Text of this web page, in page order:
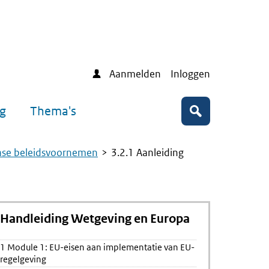
Aanmelden Inloggen
Thema's Zoeken
beleidsvoornemen 3.2.1 Aanleiding
Handleiding Wetgeving en Europa
1 Module 1: EU-eisen aan implementatie van EU-
regelgeving